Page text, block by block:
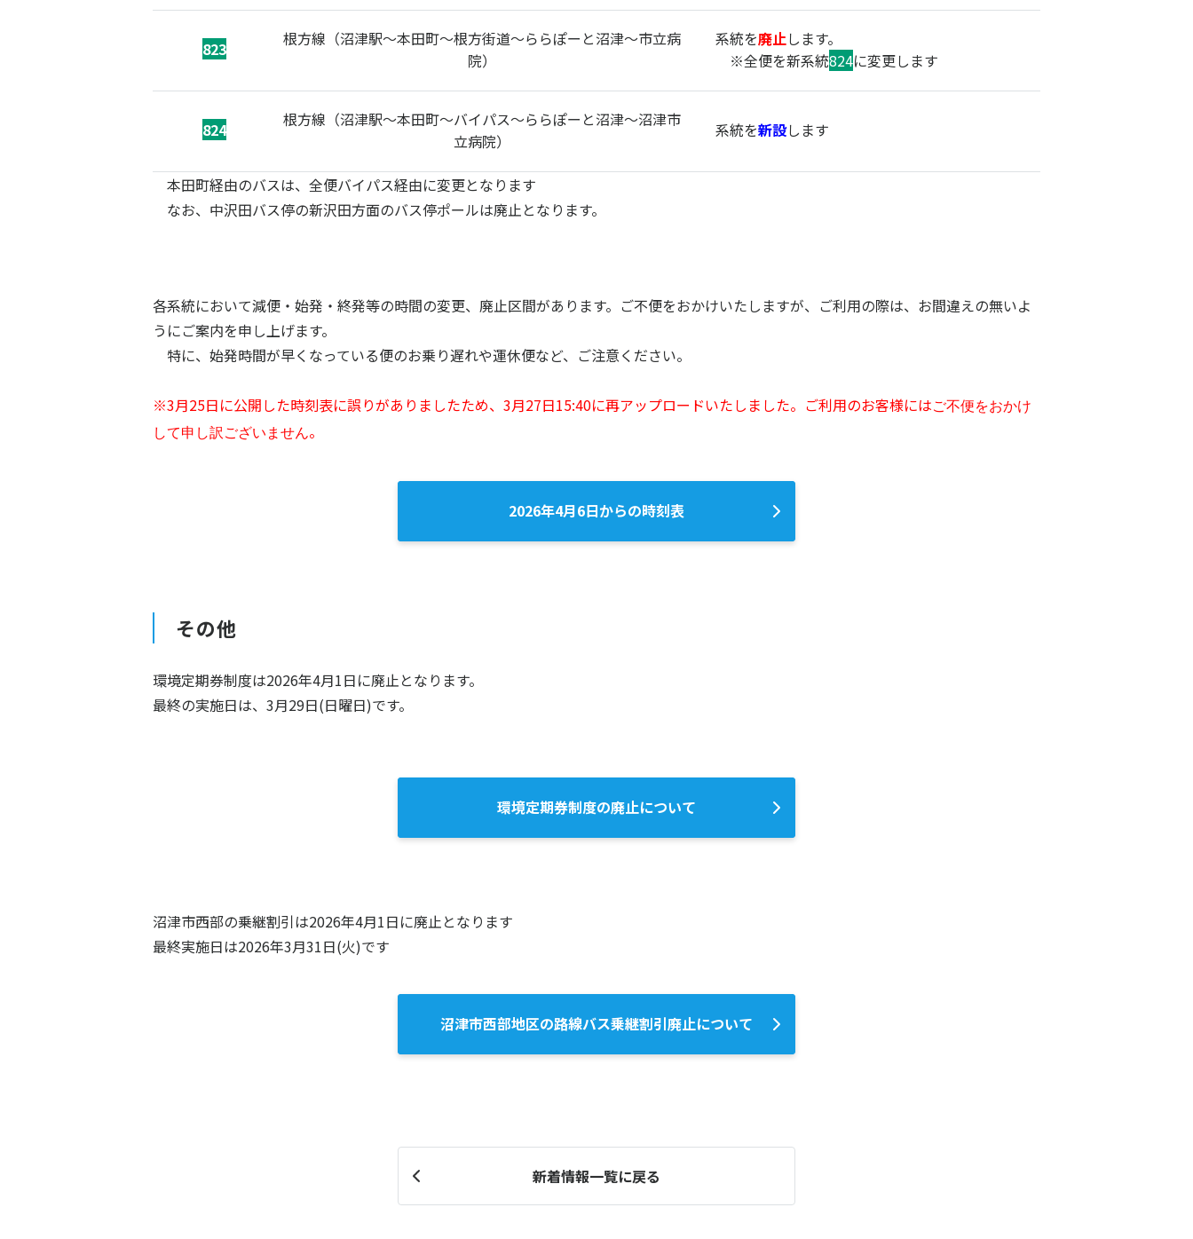
823
根方線（沼津駅～本田町～根方街道～ららぽーと沼津～市立病
院）
系統を廃止します。
※全便を新系統824に変更します
824
根方線（沼津駅～本田町～バイパス～ららぽーと沼津～沼津市
立病院）
系統を新設します
本田町経由のバスは、全便バイパス経由に変更となります
なお、中沢田バス停の新沢田方面のバス停ポールは廃止となります。
各系統において減便・始発・終発等の時間の変更、廃止区間があります。ご不便をおかけいたしますが、ご利用の際は、お間違えの無いよ
うにご案内を申し上げます。
特に、始発時間が早くなっている便のお乗り遅れや運休便など、ご注意ください。
※3月25日に公開した時刻表に誤りがありましたため、3月27日15:40に再アップロードいたしました。ご利用のお客様にはご不便をおかけ
して申し訳ございません。
2026年4月6日からの時刻表
その他
環境定期券制度は2026年4月1日に廃止となります。
最終の実施日は、3月29日(日曜日)です。
環境定期券制度の廃止について
沼津市西部の乗継割引は2026年4月1日に廃止となります
最終実施日は2026年3月31日(火)です
沼津市西部地区の路線バス乗継割引廃止について
新着情報一覧に戻る